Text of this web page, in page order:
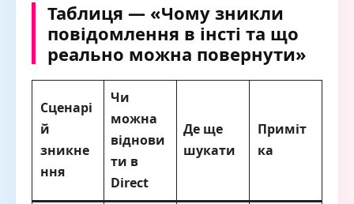
Таблиця — «Чому зникли
повідомлення в інсті та що
реально можна повернути»
Сценарі
й
зникне
ння
Чи
можна
віднови
ти в
Direct
Де ще
шукати
Приміт
ка